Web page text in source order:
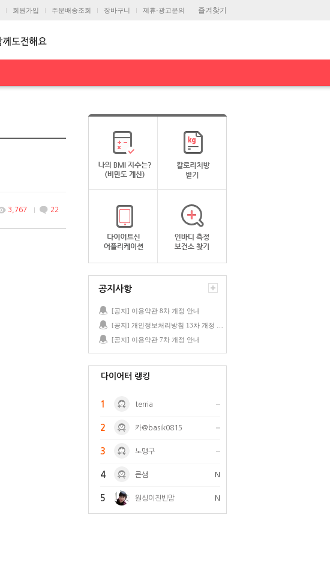
즐겨찾기
회원가입 주문배송조회 장바구니 제휴·광고문의
3,767 22
공지사항
[공지] 이용약관 8차 개정 안내
[공지] 이용약관 7차 개정 안내
다이어터 랭킹
1 terria
2 카@basik0815
3 노맹구
4 큰샘 N
5 원싱이진빈맘 N